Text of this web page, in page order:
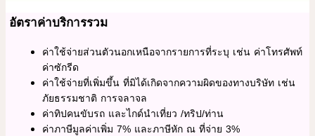
อัตราค่าบริการรวม
ค่าใช้จ่ายส่วนตัวนอกเหนือจากรายการที่ระบุ เช่น ค่าโทรศัพท์
ค่าซักรีด
ค่าใช้จ่ายที่เพิ่มขึ้น ที่มิได้เกิดจากความผิดของทางบริษัท เช่น
ภัยธรรมชาติ การจลาจล
ค่าทิปคนขับรถ และไกด์นำเที่ยว /ทริป/ท่าน
ค่าภาษีมูลค่าเพิ่ม 7% และภาษีหัก ณ ที่จ่าย 3%